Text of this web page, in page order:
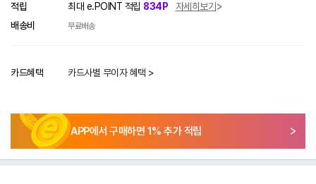
적립 최대 e.POINT 적립 834P
자세히보기
배송비
무료배송
카드혜택 카드사별 무이자 혜택 >
APP에서 구매하면 1% 추가 적립